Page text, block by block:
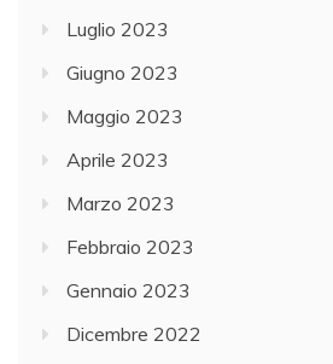
Luglio 2023
Giugno 2023
Maggio 2023
Aprile 2023
Marzo 2023
Febbraio 2023
Gennaio 2023
Dicembre 2022